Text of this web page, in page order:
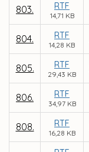
803. RTF
14,71 KB
804. RTF
14,28 KB
805. RTF
29,43 KB
806. RTF
34,97 KB
808. RTF
16,28 KB